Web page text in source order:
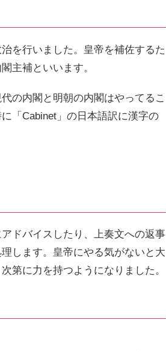
を行いました。皇帝を補佐するた
主補といいます。
の内閣と明朝の内閣はやってるこ
「Cabinet」の日本語訳に漢字の
ドバイスしたり、上奏文への返事
します。皇帝にやる気がないと大
第に力を持つようになりました。